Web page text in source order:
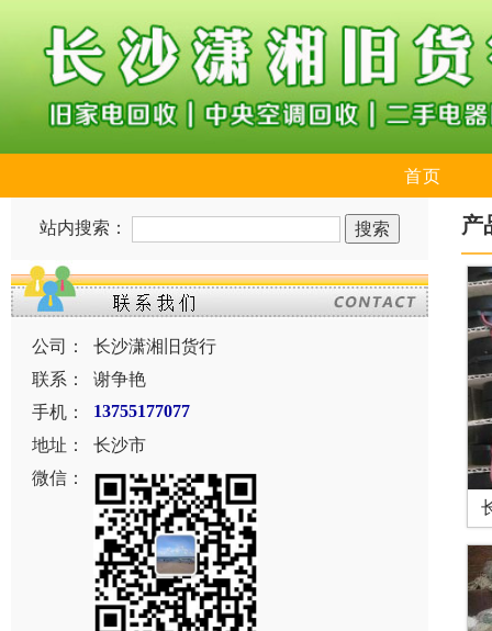
首页
站内搜索：
公司：
长沙潇湘旧货行
联系：
谢争艳
手机：
13755177077
地址：
长沙市
微信：
产